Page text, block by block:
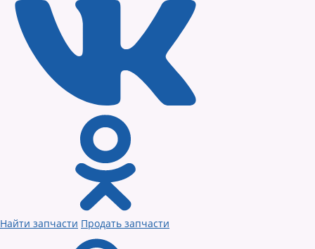
Найти запчасти Продать запчасти